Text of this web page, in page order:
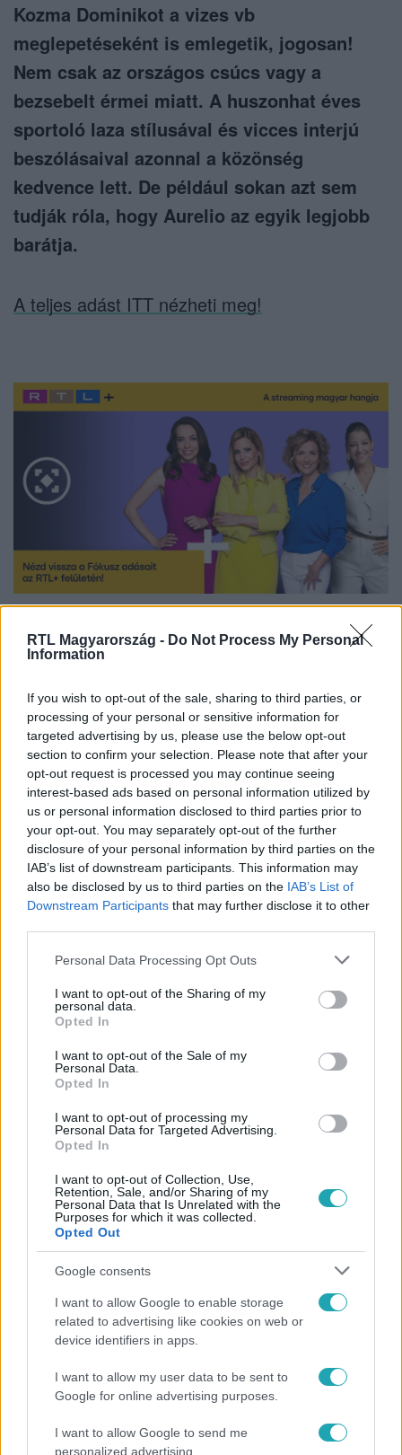
RTL Magyarország - Do Not Process My Personal
Information
If you wish to opt-out of the sale, sharing to third parties, or
processing of your personal or sensitive information for
targeted advertising by us, please use the below opt-out
section to confirm your selection. Please note that after your
opt-out request is processed you may continue seeing
interest-based ads based on personal information utilized by
us or personal information disclosed to third parties prior to
your opt-out. You may separately opt-out of the further
disclosure of your personal information by third parties on the
IAB’s list of downstream participants. This information may
also be disclosed by us to third parties on the IAB’s List of
Downstream Participants that may further disclose it to other
Please note that this website/app uses one or more Google
not limited to your visit or usage behaviour. You may click to
grant or deny consent to Google and its third-party tags to
use your data for below specified purposes in below Google
consent section.
Personal Data Processing Opt Outs
I want to opt-out of the Sharing of my
personal data.
Opted In
I want to opt-out of the Sale of my
Personal Data.
Opted In
I want to opt-out of processing my
Personal Data for Targeted Advertising.
Opted In
I want to opt-out of Collection, Use,
Retention, Sale, and/or Sharing of my
Personal Data that Is Unrelated with the
Purposes for which it was collected.
Opted Out
Google consents
I want to allow Google to enable storage
related to advertising like cookies on web or
device identifiers in apps.
I want to allow my user data to be sent to
Google for online advertising purposes.
I want to allow Google to send me
personalized advertising.
Kozma Dominikot a vizes vb
meglepetéseként is emlegetik, jogosan!
Nem csak az országos csúcs vagy a
bezsebelt érmei miatt. A huszonhat éves
sportoló laza stílusával és vicces interjú
beszólásaival azonnal a közönség
kedvence lett. De például sokan azt sem
tudják róla, hogy Aurelio az egyik legjobb
barátja.
A teljes adást ITT nézheti meg!
Itt állítsd be, hogy az RTL.hu az elsők között
legyen a Google-találatokban!
FÓKUSZ
Népszerű